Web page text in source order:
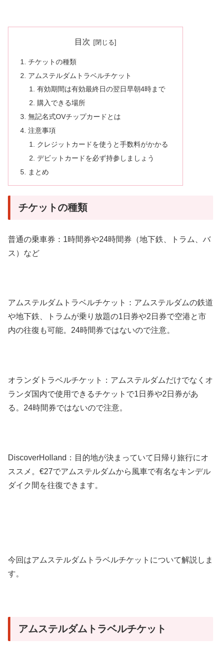
目次
チケットの種類
アムステルダムトラベルチケット
有効期間は有効最終日の翌日早朝4時まで
購入できる場所
無記名式OVチップカードとは
注意事項
クレジットカードを使うと手数料がかかる
デビットカードを必ず持参しましょう
まとめ
チケットの種類
普通の乗車券：1時間券や24時間券（地下鉄、トラム、バ
ス）など
アムステルダムトラベルチケット：アムステルダムの鉄道
や地下鉄、トラムが乗り放題の1日券や2日券で空港と市
内の往復も可能。24時間券ではないので注意。
オランダトラベルチケット：アムステルダムだけでなくオ
ランダ国内で使用できるチケットで1日券や2日券があ
る。24時間券ではないので注意。
DiscoverHolland：目的地が決まっていて日帰り旅行にオ
ススメ。€27でアムステルダムから風車で有名なキンデル
ダイク間を往復できます。
今回はアムステルダムトラベルチケットについて解説しま
す。
アムステルダムトラベルチケット